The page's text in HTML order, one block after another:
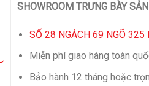
SHOWROOM TRƯNG BÀY
SỐ 28 NGÁCH 69 NGÕ 325
Miễn phí giao hàng toàn
Bảo hành 12 tháng hoặc